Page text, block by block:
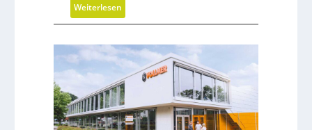
u
g
Weiterlesen
V
k
u
m
w
i